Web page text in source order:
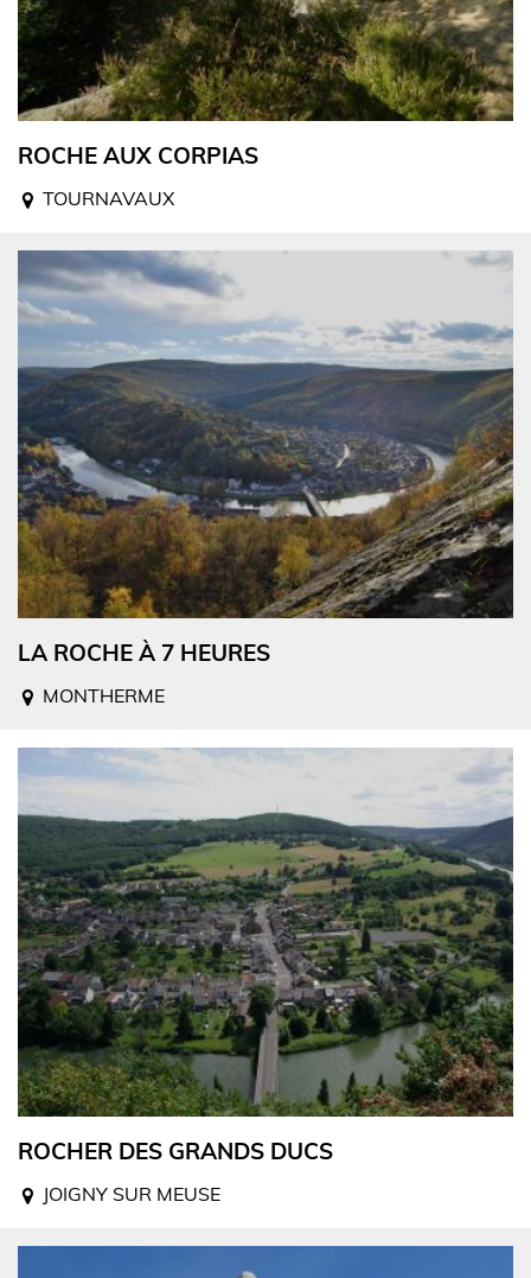
ROCHE AUX CORPIAS
TOURNAVAUX
LA ROCHE À 7 HEURES
MONTHERME
ROCHER DES GRANDS DUCS
JOIGNY SUR MEUSE